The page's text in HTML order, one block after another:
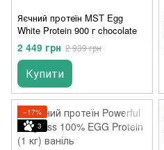
Яєчний протеїн MST Egg
White Protein 900 г chocolate
2 449 грн 2 939 грн
Купити
−17%
3